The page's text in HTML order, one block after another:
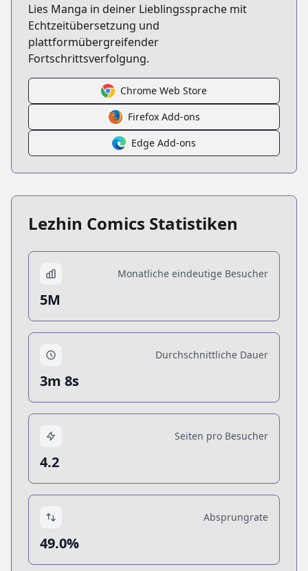
Lies Manga in deiner Lieblingssprache mit
Echtzeitübersetzung und
plattformübergreifender
Fortschrittsverfolgung.
Chrome Web Store
Firefox Add-ons
Edge Add-ons
Lezhin Comics Statistiken
Monatliche eindeutige Besucher
5M
Durchschnittliche Dauer
3m 8s
Seiten pro Besucher
4.2
Absprungrate
49.0%